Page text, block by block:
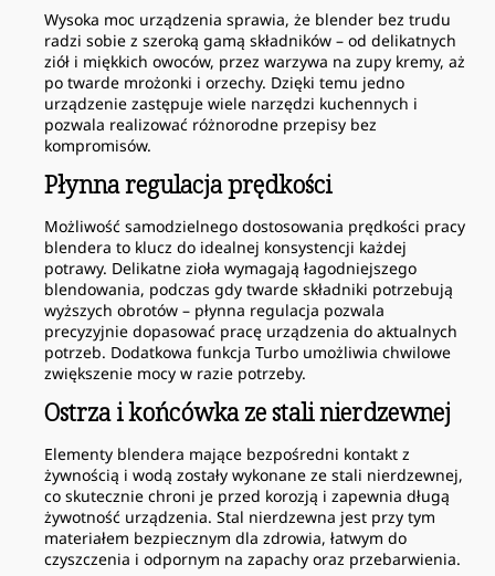
Wysoka moc urządzenia sprawia, że blender bez trudu
radzi sobie z szeroką gamą składników – od delikatnych
ziół i miękkich owoców, przez warzywa na zupy kremy, aż
po twarde mrożonki i orzechy. Dzięki temu jedno
urządzenie zastępuje wiele narzędzi kuchennych i
pozwala realizować różnorodne przepisy bez
kompromisów.
Płynna regulacja prędkości
Możliwość samodzielnego dostosowania prędkości pracy
blendera to klucz do idealnej konsystencji każdej
potrawy. Delikatne zioła wymagają łagodniejszego
blendowania, podczas gdy twarde składniki potrzebują
wyższych obrotów – płynna regulacja pozwala
precyzyjnie dopasować pracę urządzenia do aktualnych
potrzeb. Dodatkowa funkcja Turbo umożliwia chwilowe
zwiększenie mocy w razie potrzeby.
Ostrza i końcówka ze stali nierdzewnej
Elementy blendera mające bezpośredni kontakt z
żywnością i wodą zostały wykonane ze stali nierdzewnej,
co skutecznie chroni je przed korozją i zapewnia długą
żywotność urządzenia. Stal nierdzewna jest przy tym
materiałem bezpiecznym dla zdrowia, łatwym do
czyszczenia i odpornym na zapachy oraz przebarwienia.